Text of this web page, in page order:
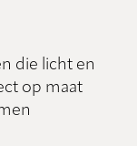
die licht en
op maat